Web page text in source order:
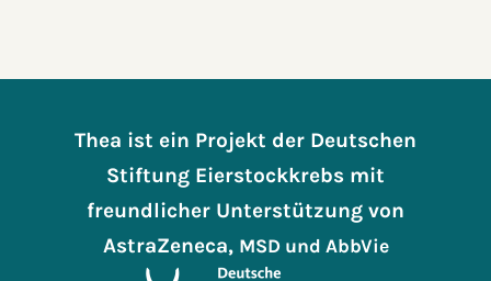
Thea ist ein Projekt der Deutschen
Stiftung Eierstockkrebs mit
freundlicher Unterstützung von
AstraZeneca, MSDund AbbVie